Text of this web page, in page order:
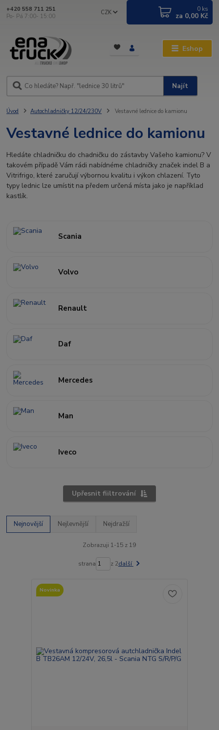
Eshop
CZK
Najít
+420 558 711 251
Po- Pá 7:00- 15:00
0 ks
za 0,00 Kč
Úvod Autochladničky 12/24/230V Vestavné lednice do kamionu
Vestavné lednice do kamionu
Hledáte chladničku do chadničku do zástavby Vašeho kamionu? V
takovém případě Vám rádi nabídnéme chladničky značek indel B a
Vitrifrigo, které zaručují výbornou kvalitu i výkon chlazení. Tyto
typy lednic lze umístit na předem určená místa jako je například
kastlík.
Scania
Volvo
Renault
Daf
Mercedes
Man
Iveco
Upřesnit fiiltrování
Nejnovější Nejlevnější Nejdražší
Zobrazuji 1-15 z 19
strana z 2další
Novinka